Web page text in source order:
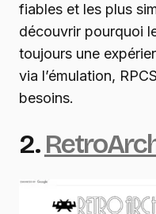
fiables et les plus
découvrir pourquoi
toujours une
via l’émulation,
besoins.
2.